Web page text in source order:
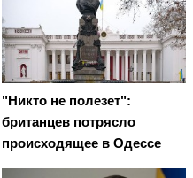
"Никто не полезет":
британцев потрясло
происходящее в Одессе